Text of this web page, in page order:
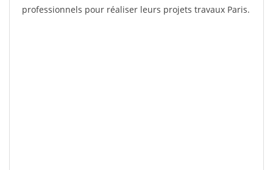
professionnels pour réaliser leurs projets travaux Paris.